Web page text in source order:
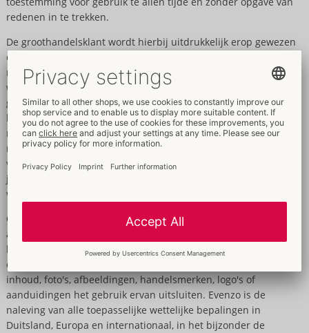
redenen in te trekken.
De groothandelsklant wordt hierbij uitdrukkelijk erop gewezen
dat het uitsluitend zijn verantwoordelijkheid is om zich
regelmatig op de hoogte te stellen van eventuele updates,
wijzigingen, mededelingen, waarschuwingen of
gebruiksbeperkingen en deze in acht te nemen. Updates van
beeld- en tekstgegevens dienen door groothandelsklanten
regelmatig en zorgvuldig te worden gecontroleerd en, indien
nodig, te worden verwerkt in hun eigen databases. Het gebruik
van verouderde beeld- en tekstgegevens kan leiden tot
juridische problemen, waarvoor de groothandelsklant als enige
verantwoordelijk is.
ORION Versand GmbH & Co. KG aanvaardt geen enkele
aansprakelijkheid of garantie voor de economische
bruikbaarheid of juridische toelaatbaarheid van de gegevens
en inhoud; met name kunnen rechten van derden op gegevens,
inhoud, foto's, afbeeldingen, handelsmerken, logo's of
aanduidingen het gebruik ervan uitsluiten. Evenzo is de
naleving van alle toepasselijke wettelijke bepalingen in
Duitsland, Europa en internationaal, in het bijzonder de